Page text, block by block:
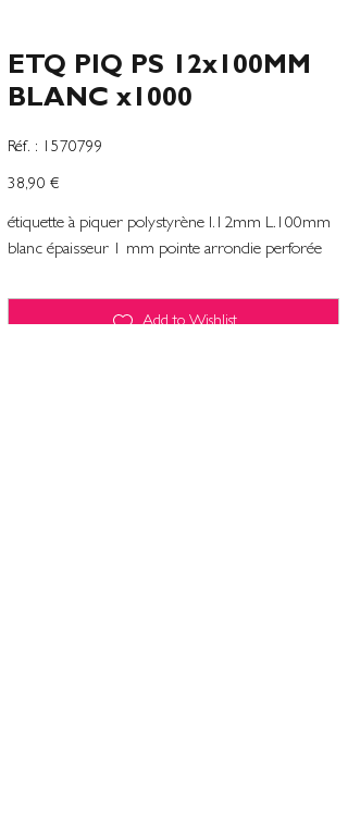
ETQ PIQ PS 12x100MM
BLANC x1000
Réf. :
SKU
1570799
1570799
Prix
38,90 €
étiquette à piquer polystyrène l.12mm L.100mm
blanc épaisseur 1 mm pointe arrondie perforée
Add to Wishlist